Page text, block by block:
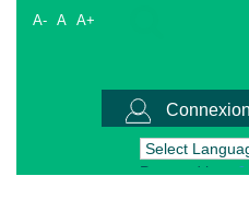
A- A A+
Powered by